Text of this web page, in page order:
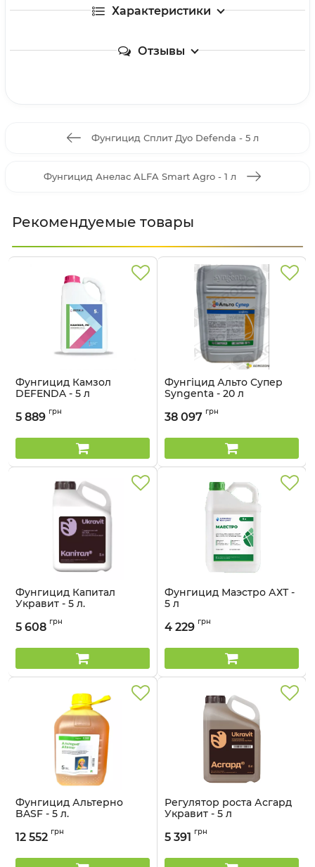
Характеристики
Отзывы
Фунгицид Сплит Дуо Defenda - 5 л
Фунгицид Анелас ALFA Smart Agro - 1 л
Рекомендуемые товары
Фунгицид Камзол
DEFENDA - 5 л
5 889 грн
Фунгіцид Альто Супер
Syngenta - 20 л
38 097 грн
Фунгицид Капитал
Укравит - 5 л.
5 608 грн
Фунгицид Маэстро АХТ -
5 л
4 229 грн
Фунгицид Альтерно
BASF - 5 л.
12 552 грн
Регулятор роста Асгард
Укравит - 5 л
5 391 грн